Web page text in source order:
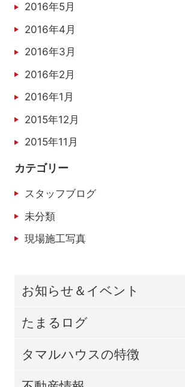
2016年5月
2016年4月
2016年3月
2016年2月
2016年1月
2015年12月
2015年11月
カテゴリー
スタッフブログ
未分類
現場施工写真
お知らせ＆イベント
たまるログ
タマルハウスの特徴